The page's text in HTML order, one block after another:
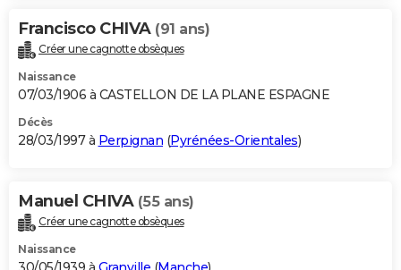
Francisco CHIVA (91 ans)
Créer une cagnotte obsèques
Naissance
07/03/1906 à CASTELLON DE LA PLANE ESPAGNE
Décès
28/03/1997 à Perpignan (Pyrénées-Orientales)
Manuel CHIVA (55 ans)
Créer une cagnotte obsèques
Naissance